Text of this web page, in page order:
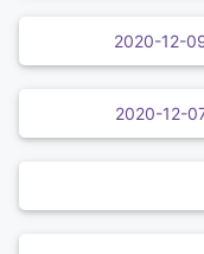
2020-12-
2020-12-